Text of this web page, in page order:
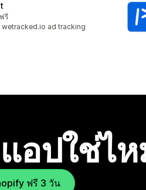
รี
ad tracking
อปใช่ไ
ฟรี 3 วัน